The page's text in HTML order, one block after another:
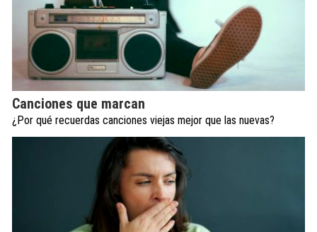
Canciones que marcan
¿Por qué recuerdas canciones viejas mejor que las nuevas?